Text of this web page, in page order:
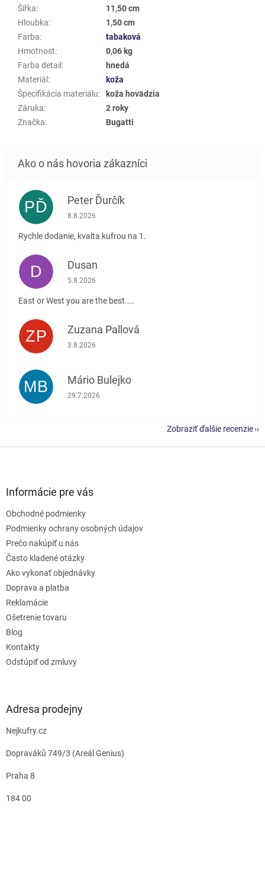
Šířka:
11,50 cm
Hloubka:
1,50 cm
Farba:
tabaková
Hmotnost:
0,06 kg
Farba detail :
hnedá
Materiál :
koža
Špecifikácia materiálu:
koža hovädzia
Záruka:
2 roky
Značka: Bugatti
PĎ Peter Ďurčík
Hodnotenie obchodu je 5 z 5 hviezdičiek.
8.8.2026
Rychle dodanie, kvalta kufrou na 1.
D Dusan
Hodnotenie obchodu je 5 z 5 hviezdičiek.
5.8.2026
East or West you are the best....
ZP Zuzana Pallová
Hodnotenie obchodu je 5 z 5 hviezdičiek.
3.8.2026
MB Mário Bulejko
Hodnotenie obchodu je 5 z 5 hviezdičiek.
29.7.2026
Zobraziť ďalšie recenzie
Informácie pre vás
Obchodné podmienky
Podmienky ochrany osobných údajov
Prečo nakúpiť u nás
Často kladené otázky
Ako vykonať objednávky
Doprava a platba
Reklamácie
Ošetrenie tovaru
Blog
Kontakty
Odstúpiť od zmluvy
Adresa prodejny
Nejkufry.cz
Dopraváků 749/3 (Areál Genius)
Praha 8
184 00